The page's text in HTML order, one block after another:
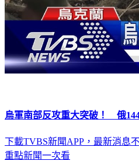
烏軍南部反攻重大突破！ 俄
下載TVBS新聞APP，最新消息
重點新聞一次看